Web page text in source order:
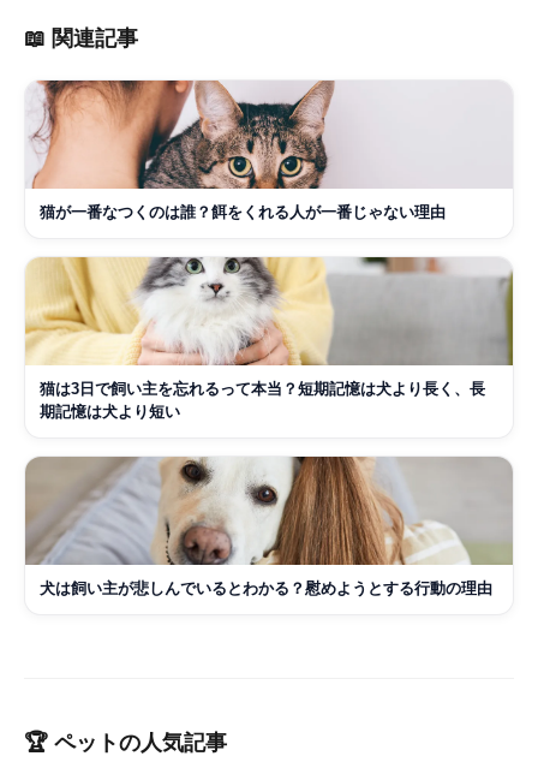
📖 関連記事
猫が一番なつくのは誰？餌をくれる人が一番じゃない理由
猫は3日で飼い主を忘れるって本当？短期記憶は犬より長く、長
期記憶は犬より短い
犬は飼い主が悲しんでいるとわかる？慰めようとする行動の理由
🏆 ペットの人気記事